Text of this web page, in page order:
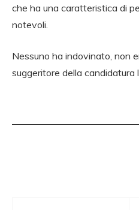
che ha una caratteristica di
notevoli.
Nessuno ha indovinato, non
suggeritore della candidatura